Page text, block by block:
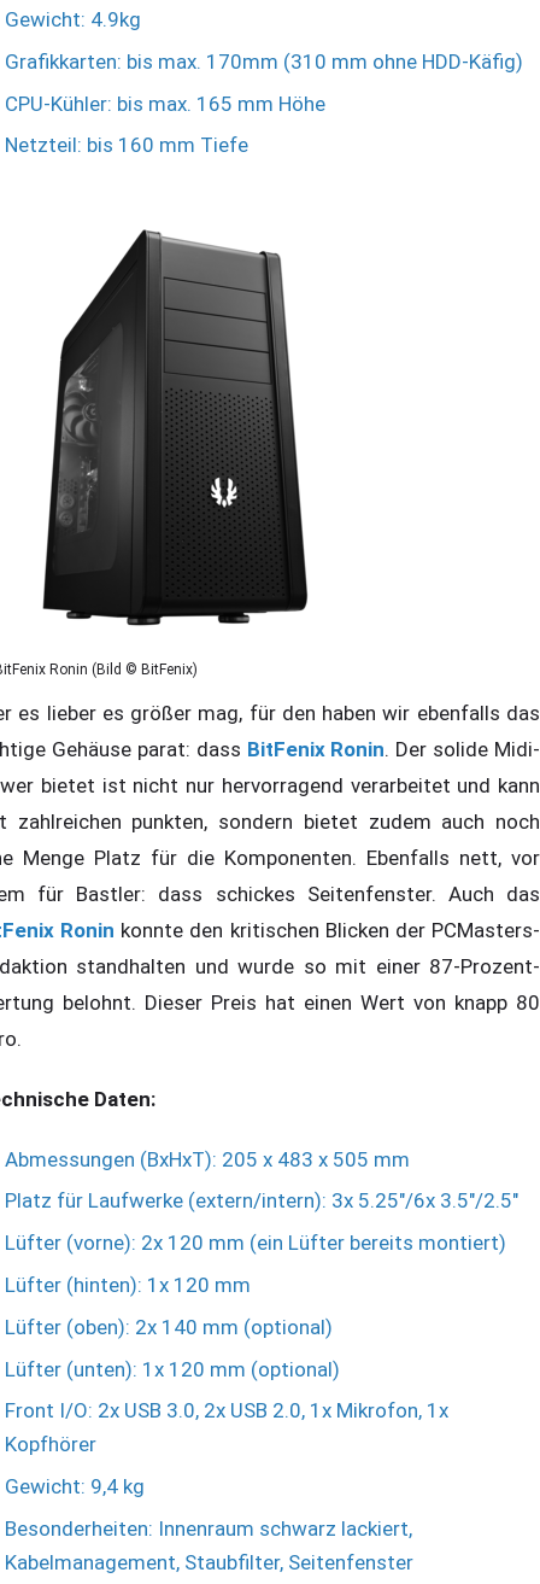
Gewicht: 4.9kg
Grafikkarten: bis max. 170mm (310 mm ohne HDD-Käfig)
CPU-Kühler: bis max. 165 mm Höhe
Netzteil: bis 160 mm Tiefe
Ronin (Bild © BitFenix)
es lieber es größer mag, für den haben wir ebenfalls das
Gehäuse parat: dass BitFenix Ronin. Der solide Midi-
bietet ist nicht nur hervorragend verarbeitet und kann
zahlreichen punkten, sondern bietet zudem auch noch
Menge Platz für die Komponenten. Ebenfalls nett, vor
für Bastler: dass schickes Seitenfenster. Auch das
Ronin konnte den kritischen Blicken der PCMasters-
standhalten und wurde so mit einer 87-Prozent-
belohnt. Dieser Preis hat einen Wert von knapp 80
Daten:
Abmessungen (BxHxT): 205 x 483 x 505 mm
Platz für Laufwerke (extern/intern): 3x 5.25"/6x 3.5"/2.5"
Lüfter (vorne): 2x 120 mm (ein Lüfter bereits montiert)
Lüfter (hinten): 1x 120 mm
Lüfter (oben): 2x 140 mm (optional)
Lüfter (unten): 1x 120 mm (optional)
Front I/O: 2x USB 3.0, 2x USB 2.0, 1x Mikrofon, 1x
Kopfhörer
Gewicht: 9,4 kg
Besonderheiten: Innenraum schwarz lackiert,
Kabelmanagement, Staubfilter, Seitenfenster